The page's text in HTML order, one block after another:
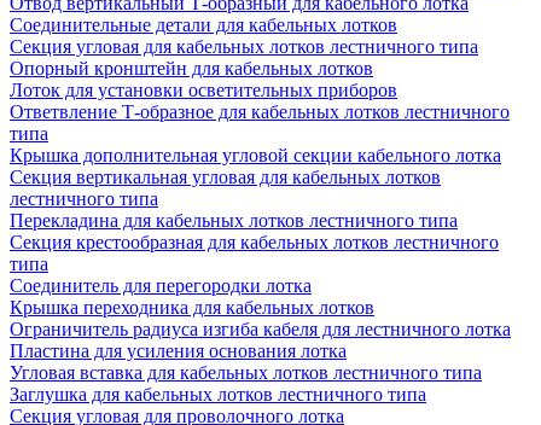
Соединительные детали для кабельных лотков
Секция угловая для кабельных лотков лестничного типа
Опорный кронштейн для кабельных лотков
Лоток для установки осветительных приборов
Ответвление Т-образное для кабельных лотков лестничного
типа
Крышка дополнительная угловой секции кабельного лотка
Секция вертикальная угловая для кабельных лотков
лестничного типа
Перекладина для кабельных лотков лестничного типа
Секция крестообразная для кабельных лотков лестничного
типа
Соединитель для перегородки лотка
Крышка переходника для кабельных лотков
Ограничитель радиуса изгиба кабеля для лестничного лотка
Пластина для усиления основания лотка
Угловая вставка для кабельных лотков лестничного типа
Заглушка для кабельных лотков лестничного типа
Секция угловая для проволочного лотка